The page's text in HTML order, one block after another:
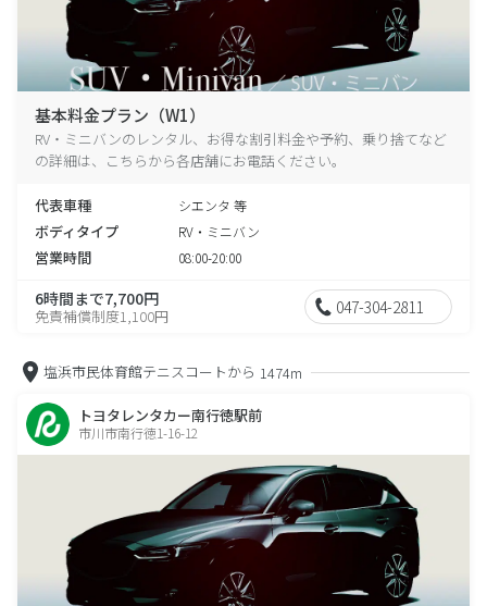
基本料金プラン（W1）
RV・ミニバンのレンタル、お得な割引料金や予約、乗り捨てなど
の詳細は、こちらから各店舗にお電話ください。
代表車種 シエンタ 等
ボディタイプ RV・ミニバン
営業時間 08:00-20:00
6時間まで7,700円
免責補償制度1,100円 047-304-2811
塩浜市民体育館テニスコートから 1474m
トヨタレンタカー南行徳駅前
市川市南行徳1-16-12